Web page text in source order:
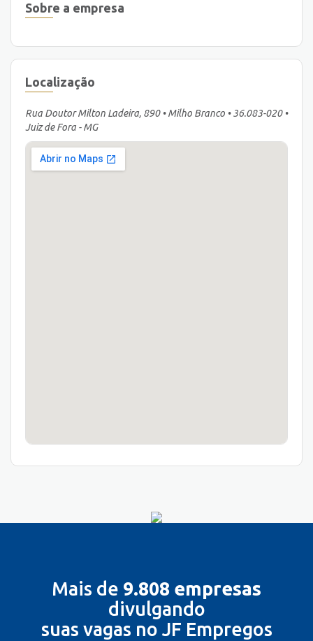
Sobre a empresa
Localização
Rua Doutor Milton Ladeira, 890 • Milho Branco • 36.083-020 •
Juiz de Fora - MG
Mais de 9.808 empresas
divulgando
suas vagas no JF Empregos